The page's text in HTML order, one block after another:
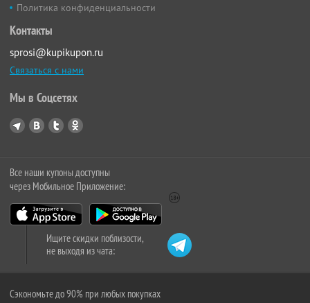
Политика конфиденциальности
Контакты
sprosi@kupikupon.ru
Связаться с нами
Мы в Соцсетях
Все наши купоны доступны
через Мобильное Приложение:
Ищите скидки поблизости,
не выходя из чата:
Сэкономьте до 90% при любых покупках